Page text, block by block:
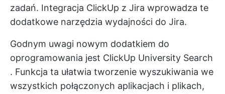
zadań. Integracja ClickUp z Jira wprowadza te
dodatkowe narzędzia wydajności do Jira.
Godnym uwagi nowym dodatkiem do
oprogramowania jest ClickUp University Search
. Funkcja ta ułatwia tworzenie wyszukiwania we
wszystkich połączonych aplikacjach i plikach,